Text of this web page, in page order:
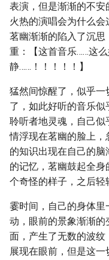
表演，但是渐渐的不
火热的演唱会为什么
茗幽渐渐的陷入了沉
重：【这首音乐……这
静……！！！！！】
猛然间惊醒了，似乎
了，如此好听的音乐
聆听者地灵魂，自己
情浮现在茗幽的脸上
的知识出现在自己的
的记忆，茗幽鼓起全
个奇怪的样子，之后轻
霎时间，自己的身体
动，眼前的景象渐渐
面，产生了无数的波
展现在眼前，但是这一